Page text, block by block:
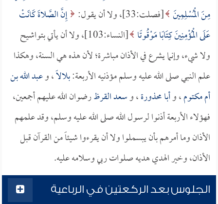
مِنَ الْمُسْلِمِينَ [فصلت:33]، ولا أن يقول:
إِنَّ الصَّلاةَ كَانَتْ
عَلَى الْمُؤْمِنِينَ كِتَابًا مَوْقُوتًا
[النساء:103]، ولا أن يأتي بتواشيح
ولا شيء، وإنما يشرع في الأذان مباشرة؛ لأن هذه هي السنة، وهكذا
علم النبي صلى الله عليه وسلم مؤذنيه الأربعة:بلالاً، وعبد الله بن
أم مكتوم، وأبا محذورة، وسعد القرظرضوان الله عليهم أجمعين،
فهؤلاء الأربعة أذنوا لرسول الله صلى الله عليه وسلم، وقد علمهم
الأذان وما أمرهم بأن يبسملوا ولا أن يقرءوا شيئاً من القرآن قبل
الأذان، وخير الهدي هديه صلوات ربي وسلامه عليه.
الجلوس بعد الركعتين في الرباعية